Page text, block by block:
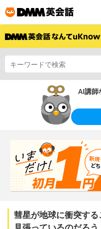
AI講師
彗星が地球に衝突す